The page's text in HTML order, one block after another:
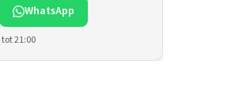
WhatsApp
21:00